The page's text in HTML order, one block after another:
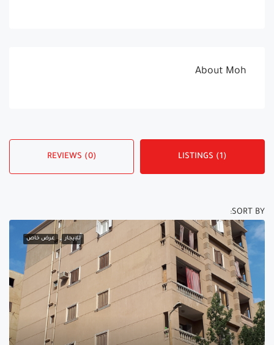
About Moh
LISTINGS (1)
REVIEWS (0)
SORT BY:
للإيجار عرض خاص